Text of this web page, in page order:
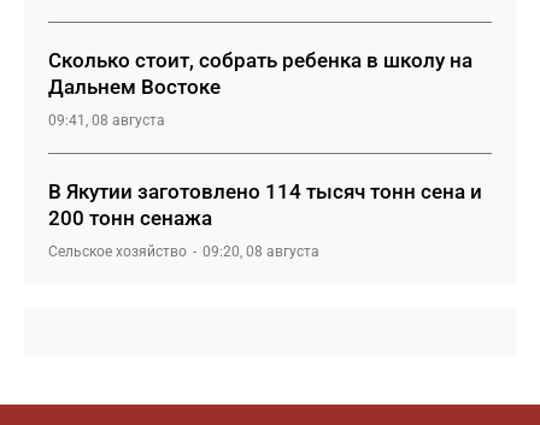
Сколько стоит, собрать ребенка в школу на
Дальнем Востоке
09:41, 08 августа
В Якутии заготовлено 114 тысяч тонн сена и
200 тонн сенажа
Сельское хозяйство 09:20, 08 августа